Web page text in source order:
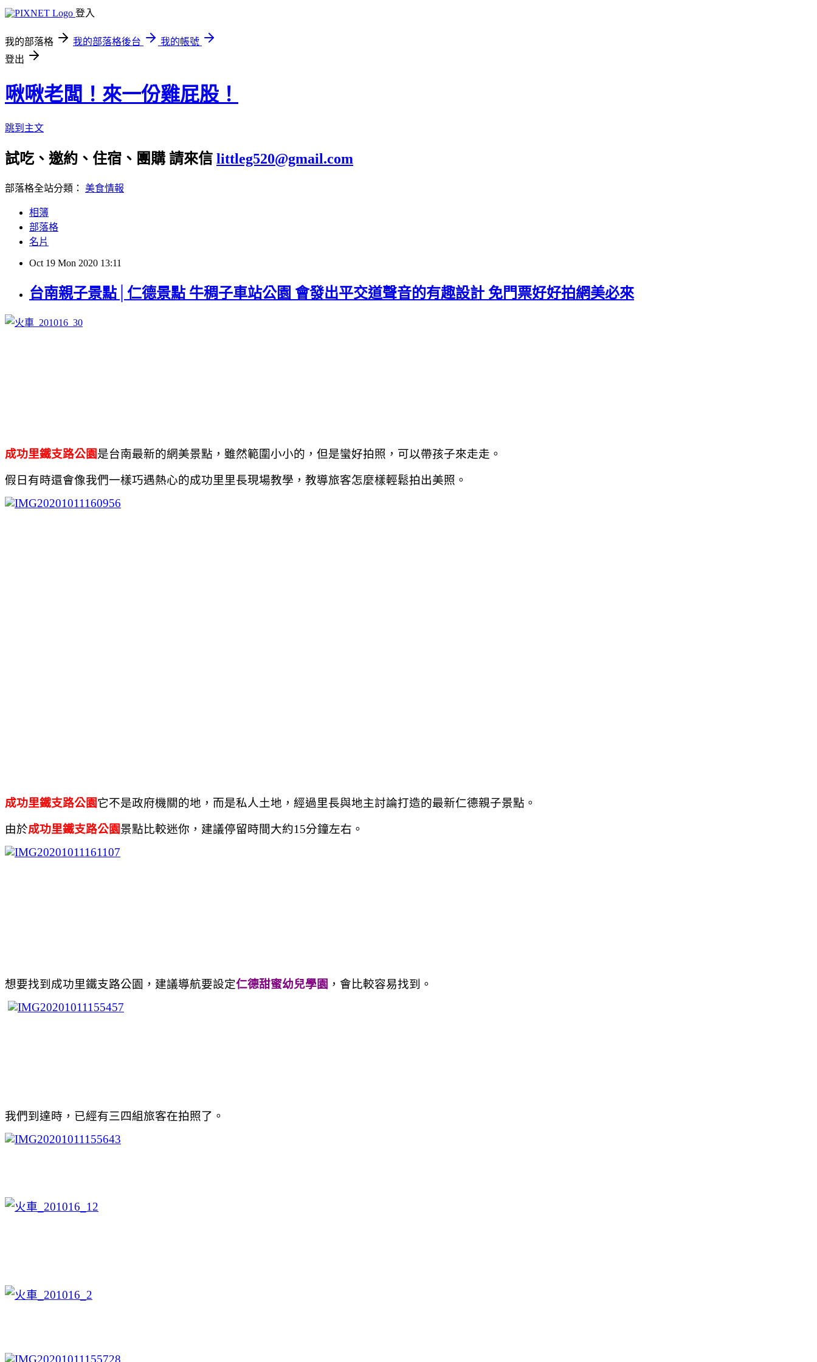
登入
我的部落格 我的部落格後台
我的帳號
登出
啾啾老闆！來一份雞屁股！
跳到主文
試吃、邀約、住宿、團購 請來信 littleg520@gmail.com
部落格全站分類： 美食情報
相簿
部落格
名片
Oct 19 Mon 2020 13:11
台南親子景點│仁德景點 牛稠子車站公園 會發出平交道聲音的有趣設計 免門票好好拍網美必來
成功里鐵支路公園是台南最新的網美景點，雖然範圍小小的，但是蠻好拍照，可以帶孩子來走走。
假日有時還會像我們一樣巧遇熱心的成功里里長現場教學，教導旅客怎麼樣輕鬆拍出美照。
成功里鐵支路公園它不是政府機關的地，而是私人土地，經過里長與地主討論打造的最新仁德親子景點。
由於成功里鐵支路公園景點比較迷你，建議停留時間大約15分鐘左右。
想要找到成功里鐵支路公園，建議導航要設定仁德甜蜜幼兒學園 ，會比較容易找到。
我們到達時，已經有三四組旅客在拍照了。